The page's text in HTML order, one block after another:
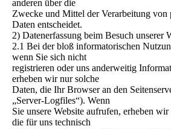
anderen über die
Zwecke und Mittel der Verarbeitung von
Daten entscheidet.
2) Datenerfassung beim Besuch unserer
2.1 Bei der bloß informatorischen
wenn Sie sich nicht
registrieren oder uns anderweitig
erheben wir nur solche
Daten, die Ihr Browser an den
„Server-Logfiles“). Wenn
Sie unsere Website aufrufen, erheben
die für uns technisch